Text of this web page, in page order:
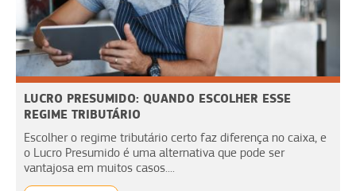
LUCRO PRESUMIDO: QUANDO ESCOLHER ESSE
REGIME TRIBUTÁRIO
Escolher o regime tributário certo faz diferença no caixa, e
o Lucro Presumido é uma alternativa que pode ser
vantajosa em muitos casos....